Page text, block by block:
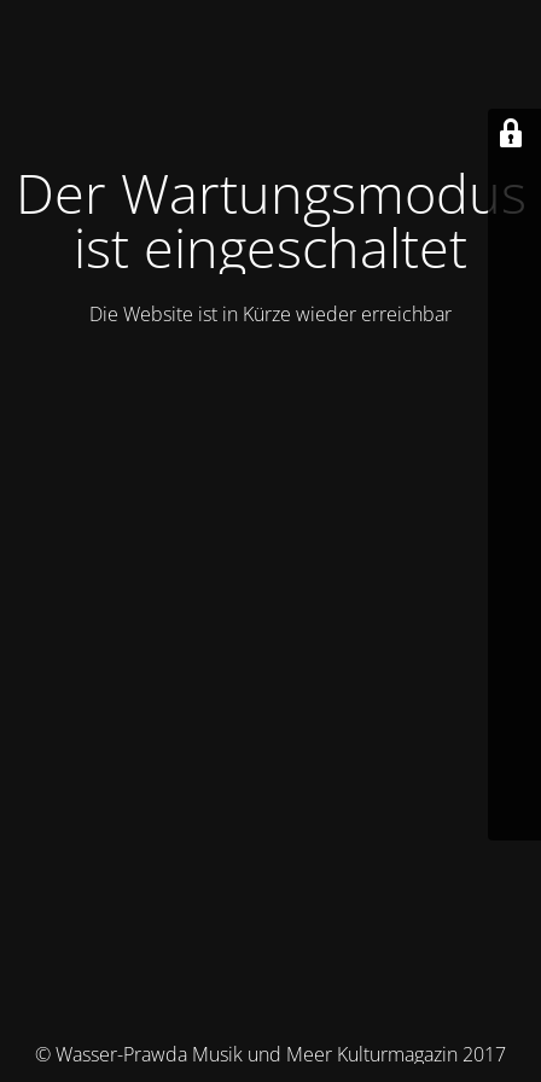
Der Wartungsmodus
ist eingeschaltet
Die Website ist in Kürze wieder erreichbar
© Wasser-Prawda Musik und Meer Kulturmagazin 2017